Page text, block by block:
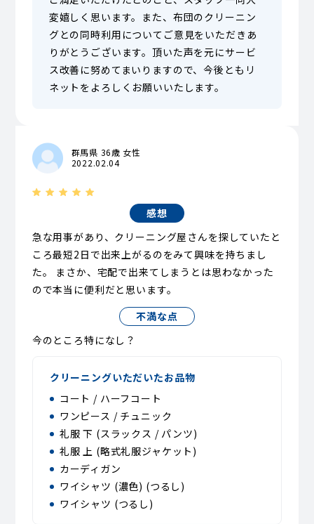
変嬉しく思います。また、布団のクリーニン
グとの同時利用についてご意見をいただきあ
りがとうございます。頂いた声を元にサービ
ス改善に努めてまいりますので、今後ともリ
ネットをよろしくお願いいたします。
群馬県 36歳 女性
2022.02.04
感想
急な用事があり、クリーニング屋さんを探していたと
ころ最短2日で出来上がるのをみて興味を持ちまし
た。 まさか、宅配で出来てしまうとは思わなかった
ので本当に便利だと思います。
不満な点
今のところ特になし？
クリーニングいただいたお品物
コート / ハーフコート
ワンピース / チュニック
礼服 下 (スラックス / パンツ)
礼服 上 (略式礼服ジャケット)
カーディガン
ワイシャツ (濃色) (つるし)
ワイシャツ (つるし)